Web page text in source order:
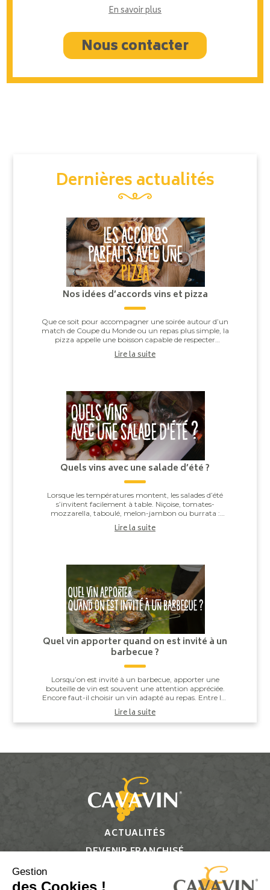
En savoir plus
Nous contacter
Dernières actualités
Nos idées d’accords vins et pizza
Que ce soit pour accompagner une soirée autour d’un
match de Coupe du Monde ou un repas plus simple, la
pizza appelle une boisson capable de respecter
l’équilibre entre la pâte, la sauce tomate, ...
Lire la suite
Quels vins avec une salade d’été ?
Lorsque les températures montent, les salades d’été
s’invitent facilement à table. Niçoise, tomates-
mozzarella, taboulé, melon-jambon ou burrata :
derrière leur apparente simplicité, elles offren...
Lire la suite
Quel vin apporter quand on est invité à un
barbecue ?
Lorsqu’on est invité à un barbecue, apporter une
bouteille de vin est souvent une attention appréciée.
Encore faut-il choisir un vin adapté au repas. Entre les
saucisses grillées, les brochettes,...
Lire la suite
ACTUALITÉS
DEVENIR FRANCHISÉ
Gestion
des Cookies !